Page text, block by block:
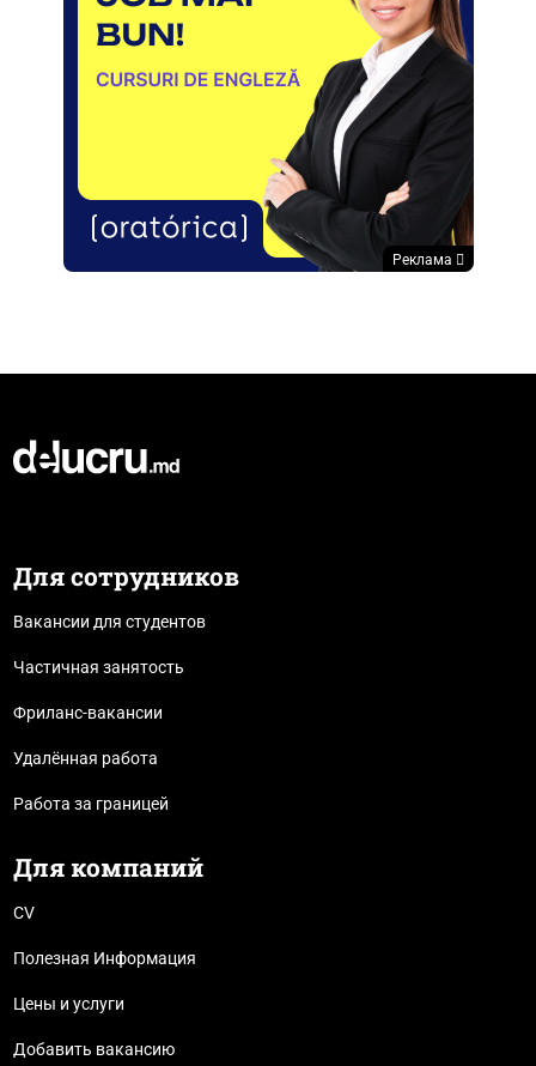
Реклама
Для сотрудников
Вакансии для студентов
Частичная занятость
Фриланс-вакансии
Удалённая работа
Работа за границей
Для компаний
CV
Полезная Информация
Цены и услуги
Добавить вакансию